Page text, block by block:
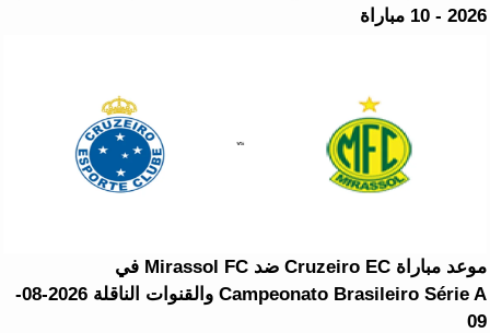
2026 - 10 مباراة
موعد مباراة Cruzeiro EC ضد Mirassol FC في
Campeonato Brasileiro Série A والقنوات الناقلة 2026-08-
09